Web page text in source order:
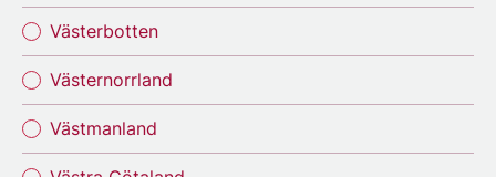
Västerbotten
Västernorrland
Västmanland